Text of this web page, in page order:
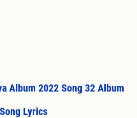
Album 2022 Song 32 Album
Lyrics